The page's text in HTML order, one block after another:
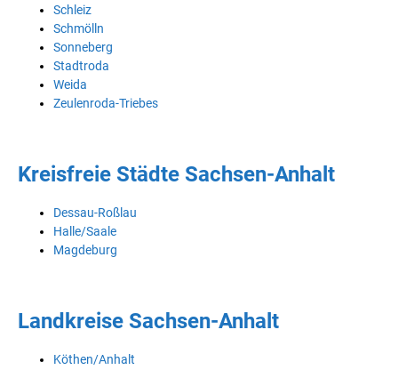
Schleiz
Schmölln
Sonneberg
Stadtroda
Weida
Zeulenroda-Triebes
Kreisfreie Städte Sachsen-Anhalt
Dessau-Roßlau
Halle/Saale
Magdeburg
Landkreise Sachsen-Anhalt
Köthen/Anhalt